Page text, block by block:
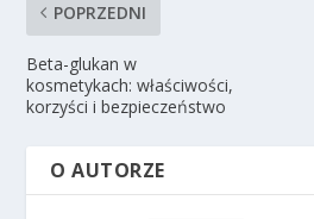
POPRZEDNI
Beta-glukan w
kosmetykach: właściwości,
korzyści i bezpieczeństwo
O AUTORZE